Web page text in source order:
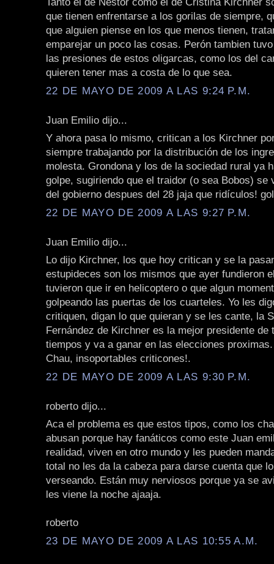
que tienen enfrentarse a los gorilas de siempre,
que alguien piense en los que menos tienen,
emparejar un poco las cosas. Perón tambien
las presiones de estos oligarcas, como los del
quieren tener mas a costa de lo que sea.
22 DE MAYO DE 2009 A LAS 9:24 P.M.
Juan Emilio dijo...
Y ahora pasa lo mismo, critican a los Kirchner
siempre trabajando por la distribución de los
molesta. Grondona y los de la sociedad rural ya
golpe, sugiriendo que el traidor (o sea Bobos) se
del gobierno despues del 28 jaja que ridículos!
22 DE MAYO DE 2009 A LAS 9:27 P.M.
Juan Emilio dijo...
Lo dijo Kirchner, los que hoy critican y se la
estupideces son los mismos que ayer fundieron
tuvieron que ir en helicoptero o que algun
golpeando las puertas de los cuarteles. Yo les
critiquen, digan lo que quieran y se les cante, la
Fernández de Kirchner es la mejor presidente de
tiempos y va a ganar en las elecciones proximas.
Chau, insoportables criticones!.
22 DE MAYO DE 2009 A LAS 9:30 P.M.
roberto dijo...
Aca el problema es que estos tipos, como los
abusan porque hay fanáticos como este Juan
realidad, viven en otro mundo y les pueden
total no les da la cabeza para darse cuenta que
verseando. Están muy nerviosos porque ya se
les viene la noche ajaaja.
roberto
23 DE MAYO DE 2009 A LAS 10:55 A.M.